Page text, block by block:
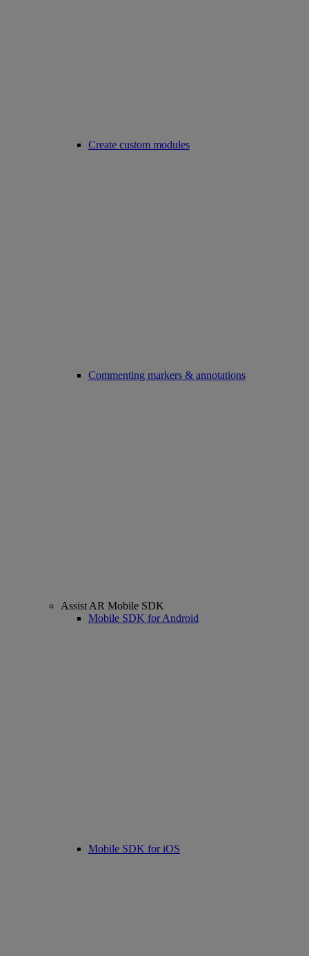
Create custom modules
Commenting markers & annotations
Assist AR Mobile SDK
Mobile SDK for Android
Mobile SDK for iOS